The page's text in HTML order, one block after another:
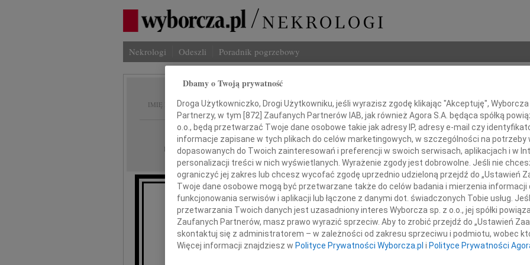
Nekrologi Odeszli Poradnik pogrzebowy
IMIĘ I NAZWISKO: Alicja Szewczyk
REGION: Warszawa
DATA EMISJI: 28.03.2025
23 marca 2025 roku zmarła
Imię i
INNE
3
Z
Z
Z
Dbamy o Twoją prywatność
Droga Użytkowniczko, Drogi Użytkowniku, jeśli wyrazisz zgodę klikając "Akceptuję",
Partnerzy, w tym [ 872 ] Zaufanych Partnerów IAB, jak również Agora S.A. będąca spółką
o.o., będą przetwarzać Twoje dane osobowe takie jak adresy IP, adresy e-mail czy
informacje zapisane w tych plikach do celów marketingowych, w szczególności na potrzeby
dopasowanych do Twoich zainteresowań i preferencji w swoich serwisach, aplikacjach i w
personalizacji treści w nich wyświetlanych. Wyrażenie zgody jest dobrowolne. Jeśli nie
ograniczyć jej zakres lub chcesz wycofać zgodę uprzednio udzieloną przejdź do „Ustawień
Twoje dane osobowe mogą być przetwarzane także do celów badania i mierzenia
funkcjonowania serwisów i aplikacji lub łączone z danymi dot. świadczonych Tobie usług.
przetwarzania Twoich danych jest uzasadniony interes Wyborcza sp. z o.o., jej spółki
Zaufanych Partnerów, masz prawo wyrazić sprzeciw. Aby to zrobić przejdź do „Ustawień
skontaktuj się z administratorem – w zależności od zakresu sprzeciwu i podmiotu, wobec
Więcej informacji znajdziesz w Polityce Prywatności Wyborcza.pl i Polityce Prywatności